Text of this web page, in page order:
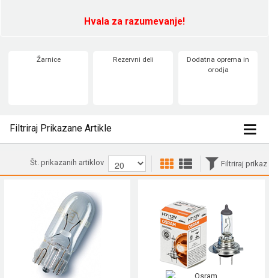
Hvala za razumevanje!
Žarnice Rezervni deli
Dodatna oprema in
orodja
Filtriraj Prikazane Artikle
Filtriraj prikaz
Št. prikazanih artiklov